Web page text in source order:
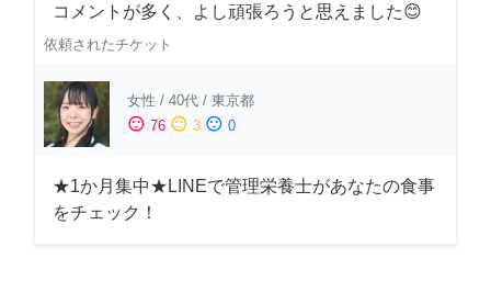
コメントが多く、よし頑張ろうと思えました😊
依頼されたチケット
女性 / 40代 / 東京都
sentiment_satisfied 76 sentiment_neutral 3 sentiment_dissatisfied 0
★1か月集中★LINEで管理栄養士があなたの食事
をチェック！